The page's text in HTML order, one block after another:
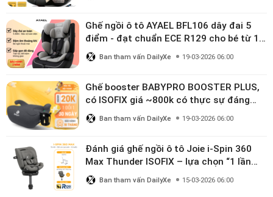
Ghế ngồi ô tô AYAEL BFL106 dây đai 5
điểm - đạt chuẩn ECE R129 cho bé từ 1–
10 tuổi
Ban tham vấn DailyXe 19-03-2026 06:00
Ghế booster BABYPRO BOOSTER PLUS,
có ISOFIX giá ~800k có thực sự đáng
mua?
Ban tham vấn DailyXe 19-03-2026 06:00
Đánh giá ghế ngồi ô tô Joie i-Spin 360
Max Thunder ISOFIX – lựa chọn “1 lần
dùng đến 12 năm” có đáng giá gần 9
triệu?
Ban tham vấn DailyXe 15-03-2026 06:00